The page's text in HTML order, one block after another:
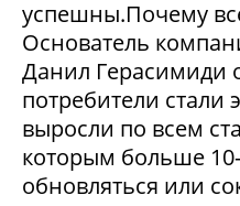
успешны.Почему
Основатель
Данил Герасимиди
потребители стали
выросли по всем
которым больше
обновляться или